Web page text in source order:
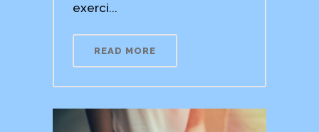
exerci...
READ MORE